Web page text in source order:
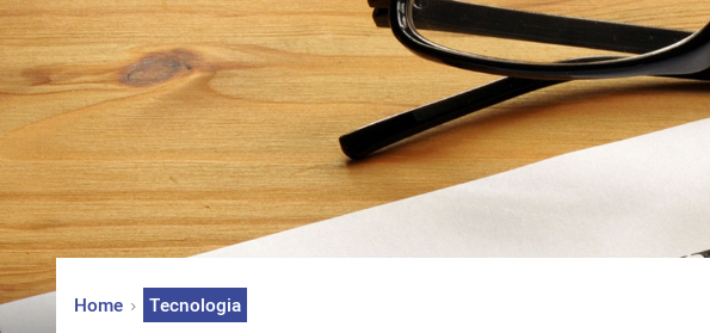
english
español
français
italiano
deutsch
日本語
中文
한국어
Home Tecnologia